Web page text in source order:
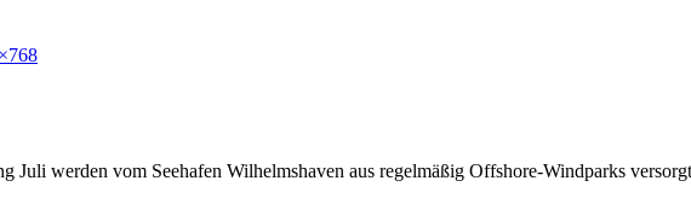
Juli werden vom Seehafen Wilhelmshaven aus regelmäßig Offshore-Windparks